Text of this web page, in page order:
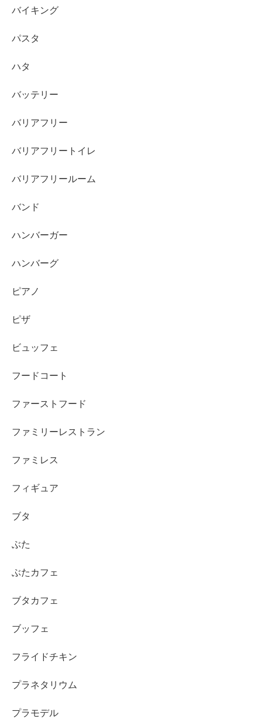
バイキング
パスタ
ハタ
バッテリー
バリアフリー
バリアフリートイレ
バリアフリールーム
バンド
ハンバーガー
ハンバーグ
ピアノ
ピザ
ビュッフェ
フードコート
ファーストフード
ファミリーレストラン
ファミレス
フィギュア
ブタ
ぶた
ぶたカフェ
ブタカフェ
ブッフェ
フライドチキン
プラネタリウム
プラモデル